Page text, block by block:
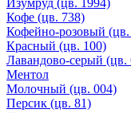
Кофе (цв. 738)
Кофейно-розовый (цв.
Красный (цв. 100)
Лавандово-серый (цв.
Ментол
Молочный (цв. 004)
Персик (цв. 81)